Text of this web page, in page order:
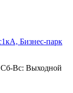
Бизнес-парк
Сб-Вс: Выходной